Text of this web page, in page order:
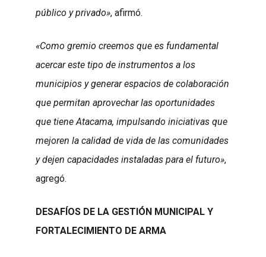
público y privado», afirmó.
«Como gremio creemos que es fundamental
acercar este tipo de instrumentos a los
municipios y generar espacios de colaboración
que permitan aprovechar las oportunidades
que tiene Atacama, impulsando iniciativas que
mejoren la calidad de vida de las comunidades
y dejen capacidades instaladas para el futuro»,
agregó.
DESAFÍOS DE LA GESTIÓN MUNICIPAL Y
FORTALECIMIENTO DE ARMA